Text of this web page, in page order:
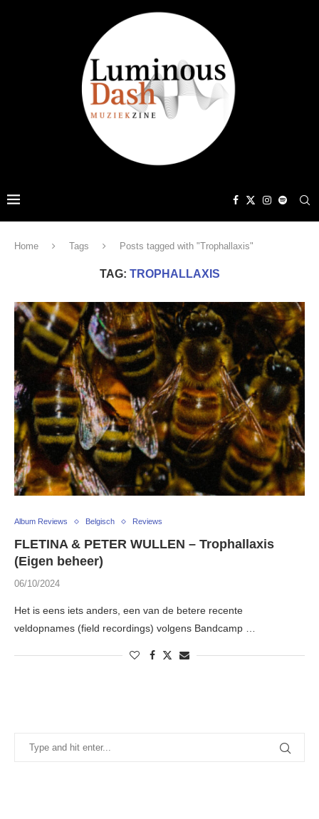
Home Tags Posts tagged with "Trophallaxis"
TAG: TROPHALLAXIS
Album Reviews Belgisch Reviews
FLETINA & PETER WULLEN – Trophallaxis
(Eigen beheer)
06/10/2024
Het is eens iets anders, een van de betere recente
veldopnames (field recordings) volgens Bandcamp …